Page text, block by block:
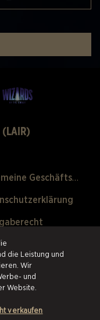
(LAIR)
Geschäftsbedingungen
Alle Warenzeichen sind
Ländern.
der im
die Leistung und
Wir
und
Website.
verkaufen